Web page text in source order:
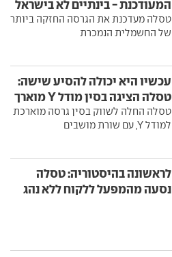
המעודכנת - בינתיים לא בישראל
טסלה מעדכנת את הגרסה החזקה ביותר
של החשמלית הנמכרת
עכשיו היא יכולה להסיע שישה:
טסלה הציגה בסין מודל Y מוארך
טסלה החלה לשווק בסין גרסה מוארכת
למודל Y, עם שורת מושבים
לראשונה בהיסטוריה: טסלה
נסעה מהמפעל ללקוח ללא נהג